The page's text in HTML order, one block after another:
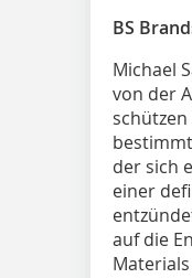
BS
Michael
von der
der sich
einer
auf die